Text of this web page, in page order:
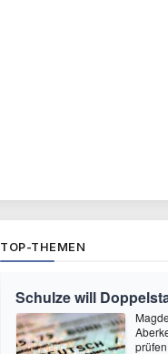
TOP-THEMEN
Schulze will